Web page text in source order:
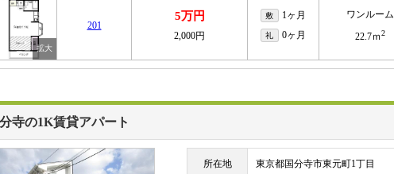
201
5万円
2,000円
敷 1ヶ月
礼 0ヶ月
ワンルーム
22.7ｍ2
寺の1K賃貸アパート
所在地 東京都国分寺市東元町1丁目